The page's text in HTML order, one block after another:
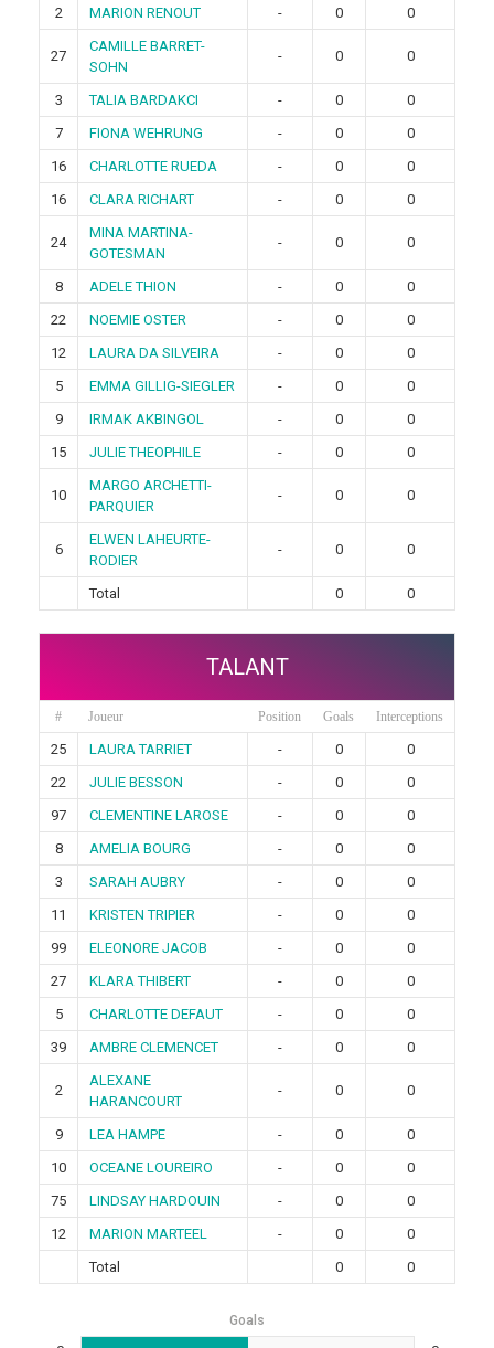
2
MARION RENOUT - 0 0
27
CAMILLE BARRET-
SOHN
- 0 0
3 TALIA BARDAKCI - 0
0
7
FIONA WEHRUNG - 0
0
16
CHARLOTTE RUEDA - 0
0
16
CLARA RICHART - 0 0
24
MINA MARTINA-
GOTESMAN
- 0 0
8 ADELE THION - 0
0
22
NOEMIE OSTER - 0
0
12
LAURA DA SILVEIRA - 0
0
5
EMMA GILLIG-SIEGLER - 0
0
9
IRMAK AKBINGOL - 0
0
15
JULIE THEOPHILE - 0 0
10
MARGO ARCHETTI-
PARQUIER
- 0 0
6
ELWEN LAHEURTE-
RODIER
- 0 0
Total 0 0
TALANT
# Joueur Position Goals Interceptions
25 LAURA TARRIET - 0
0
22
JULIE BESSON - 0
0
97
CLEMENTINE LAROSE - 0
0
8
AMELIA BOURG - 0
0
3
SARAH AUBRY - 0
0
11
KRISTEN TRIPIER - 0
0
99
ELEONORE JACOB - 0
0
27
KLARA THIBERT - 0
0
5
CHARLOTTE DEFAUT - 0
0
39
AMBRE CLEMENCET - 0 0
2
ALEXANE
HARANCOURT
- 0 0
9 LEA HAMPE - 0
0
10
OCEANE LOUREIRO - 0
0
75
LINDSAY HARDOUIN - 0
0
12
MARION MARTEEL - 0
0
Total
0 0
Goals